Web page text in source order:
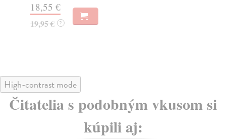
18,55 €
19,95 € ?
High-contrast mode
Čitatelia s podobným vkusom si
kúpili aj: